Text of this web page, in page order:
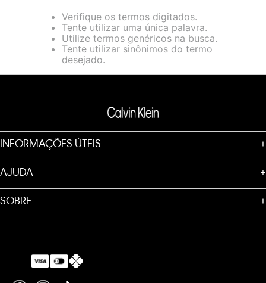
entre outros, a capacidade de comprar um item em nossa
loja virtual. Para maiores informações sobre o nosso aviso de
Cookies acesse o link.
Verifique os termos digitados.
Tente utilizar uma única palavra.
Utilize termos genéricos na busca.
Tente utilizar sinônimos do termo
desejado.
INFORMAÇÕES ÚTEIS +
AJUDA +
SOBRE +